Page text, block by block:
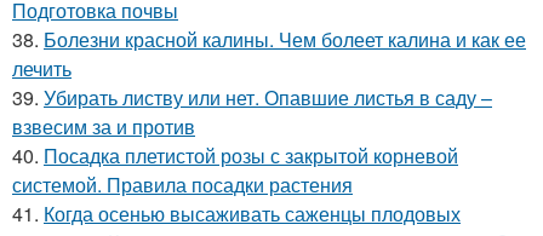
Подготовка почвы
38. Болезни красной калины. Чем болеет калина и как ее
лечить
39. Убирать листву или нет. Опавшие листья в саду –
взвесим за и против
40. Посадка плетистой розы с закрытой корневой
системой. Правила посадки растения
41. Когда осенью высаживать саженцы плодовых